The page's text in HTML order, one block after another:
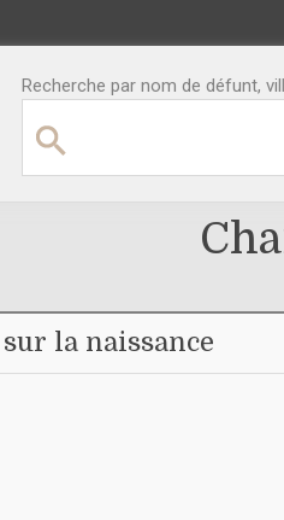
Recherche par nom de défunt,
la naissance